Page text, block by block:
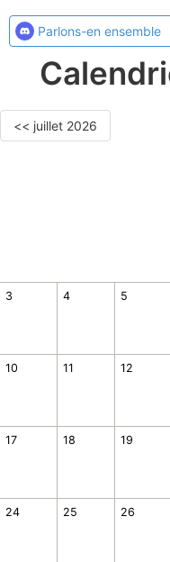
Parlons-en ensemble
<< juillet 2026
3 4 5
10 11 12
17 18 19
24 25 26